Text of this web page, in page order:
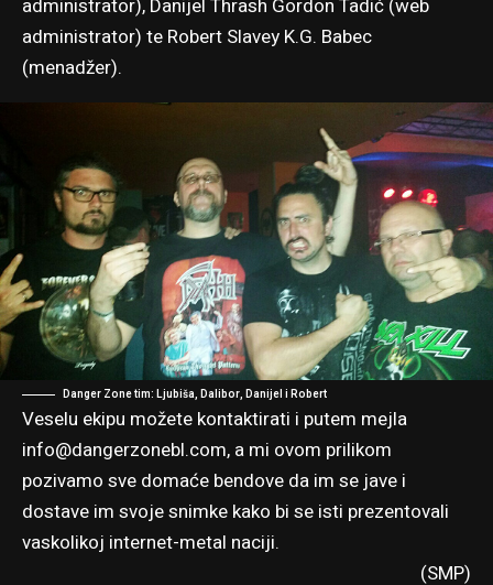
administrator), Danijel Thrash Gordon Tadić (web
administrator) te Robert Slavey K.G. Babec
(menadžer).
Danger Zone tim: Ljubiša, Dalibor, Danijel i Robert
Veselu ekipu možete kontaktirati i putem mejla
info@dangerzonebl.com, a mi ovom prilikom
pozivamo sve domaće bendove da im se jave i
dostave im svoje snimke kako bi se isti prezentovali
vaskolikoj internet-metal naciji.
(SMP)